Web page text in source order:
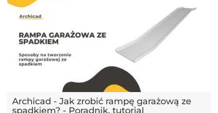
Archicad - Jak zrobić rampę garażową ze
spadkiem? - Poradnik, tutorial